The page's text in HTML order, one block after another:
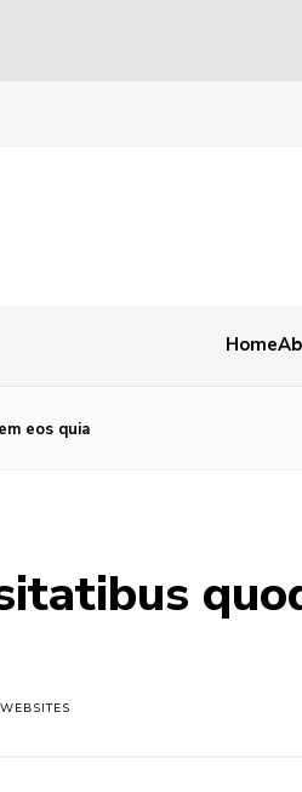
Home
eos quia